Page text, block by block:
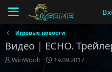
Игровые новости
Видео | ECHO.
А
WinWoolF
Д
19.09.2017